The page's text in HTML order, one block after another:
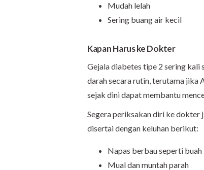
Mudah lelah
Sering buang air kecil
Kapan Harus ke Dokter
Gejala diabetes tipe 2 sering kali
darah secara rutin, terutama jika
sejak dini dapat membantu
Segera periksakan diri ke dokter
disertai dengan keluhan berikut:
Napas berbau seperti buah
Mual dan muntah parah